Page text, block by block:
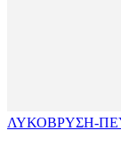
ΛΥΚΟΒΡΥΣΗ-